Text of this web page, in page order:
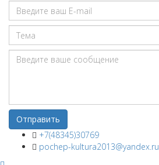
+7(48345)30769
pochep-kultura2013@yandex.ru